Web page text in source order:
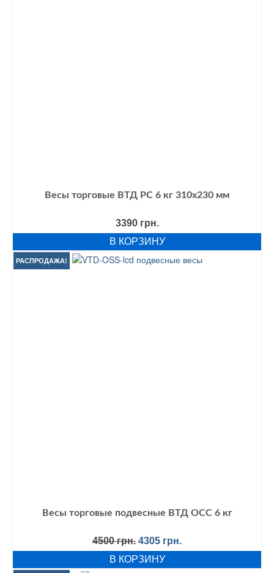
Весы торговые ВТД РС 6 кг 310х230 мм
3390 грн.
В КОРЗИНУ
РАСПРОДАЖА!
Весы торговые подвесные ВТД ОСС 6 кг
4500грн. Первоначальная
цена
составляла
4305 грн.Текущая
цена:
В КОРЗИНУ